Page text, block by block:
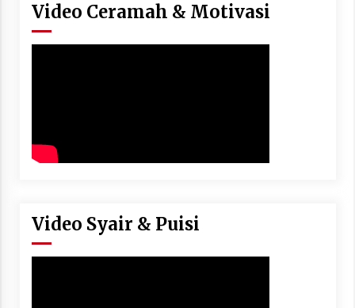
Video Ceramah & Motivasi
Video Syair & Puisi